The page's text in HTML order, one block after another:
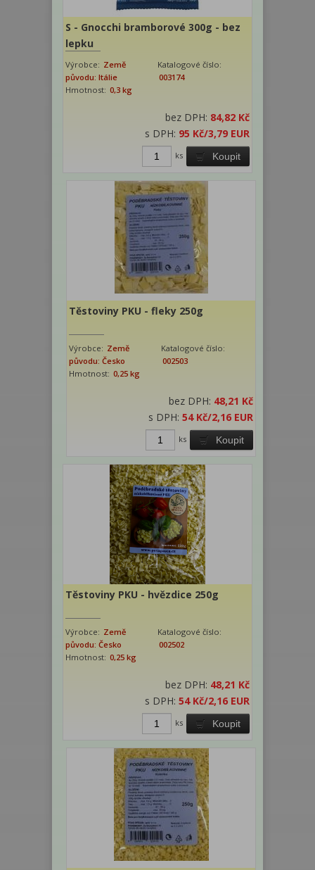
S - Gnocchi bramborové 300g - bez
lepku
Výrobce: Země
původu: Itálie
Katalogové číslo:
003174
Hmotnost: 0,3 kg
bez DPH: 84,82 Kč
s DPH: 95 Kč/3,79 EUR
Koupit
ks
Těstoviny PKU - fleky 250g
Výrobce: Země
původu: Česko
Katalogové číslo:
002503
Hmotnost: 0,25 kg
bez DPH: 48,21 Kč
s DPH:54 Kč/2,16 EUR
Koupit
ks
Těstoviny PKU - hvězdice 250g
Výrobce: Země
původu: Česko
Katalogové číslo:
002502
Hmotnost: 0,25 kg
bez DPH: 48,21 Kč
s DPH: 54 Kč/2,16 EUR
Koupit
ks